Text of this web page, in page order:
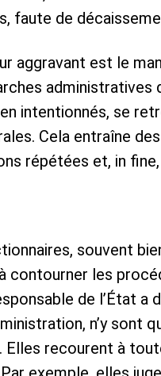
faute de
aggravant est le
administratives
intentionnés, se
Cela entraîne
répétées et, in
souvent
contourner les
de l’État
n’y sont
Elles recourent à